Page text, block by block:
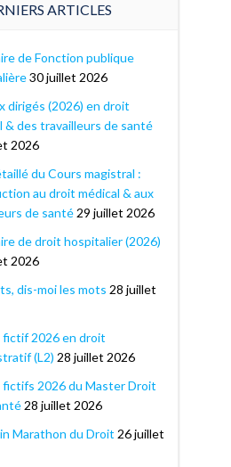
ARTICLES
de Fonction publique
30 juillet 2026
dirigés (2026) en droit
& des travailleurs de santé
2026
du Cours magistral :
au droit médical & aux
de santé 29 juillet 2026
de droit hospitalier (2026)
2026
dis-moi les mots 28 juillet
fictif 2026 en droit
(L2) 28 juillet 2026
fictifs 2026 du Master Droit
28 juillet 2026
Marathon du Droit 26 juillet